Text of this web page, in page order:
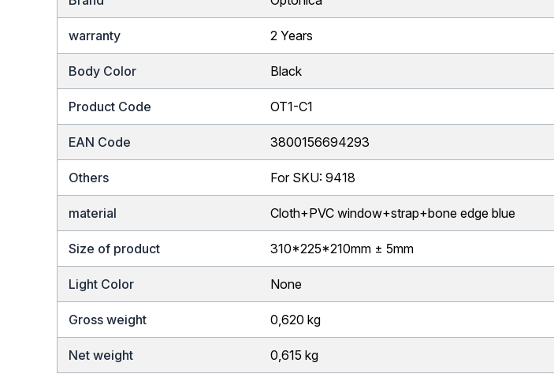
warranty 2 Years
Body Color Black
Product Code OT1-C1
EAN Code 3800156694293
Others For SKU: 9418
material Cloth+PVC window+strap+bone edge blue
Size of product 310*225*210mm ± 5mm
Light Color None
Gross weight 0,620 kg
Net weight 0,615 kg